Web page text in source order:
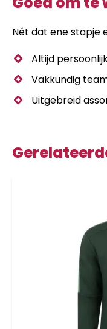
Nét dat ene stapje
Altijd
Vakkundig
Uitgebreid